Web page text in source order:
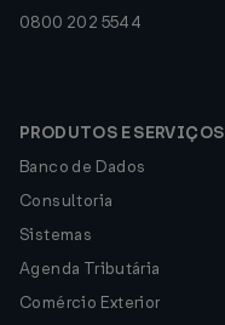
0800 202 5544
PRODUTOS E SERVIÇOS
Banco de Dados
Consultoria
Sistemas
Agenda Tributária
Comércio Exterior